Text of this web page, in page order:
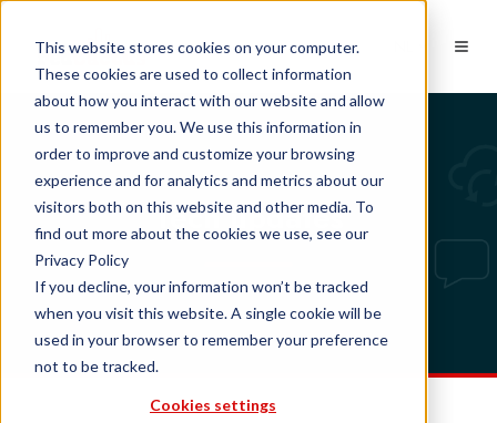
This website stores cookies on your computer.
These cookies are used to collect information
about how you interact with our website and allow
us to remember you. We use this information in
order to improve and customize your browsing
experience and for analytics and metrics about our
visitors both on this website and other media. To
find out more about the cookies we use, see our
Privacy Policy
If you decline, your information won’t be tracked
when you visit this website. A single cookie will be
used in your browser to remember your preference
not to be tracked.
Cookies settings
Tech updates